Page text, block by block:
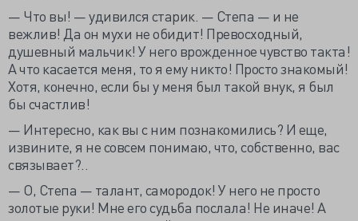
— Что вы! — удивился старик. — Степа — и не
вежлив! Да он мухи не обидит! Превосходный,
душевный мальчик! У него врожденное чувство такта!
А что касается меня, то я ему никто! Просто знакомый!
Хотя, конечно, если бы у меня был такой внук, я был
бы счастлив!
— Интересно, как вы с ним познакомились? И еще,
извините, я не совсем понимаю, что, собственно, вас
связывает?..
— О, Степа — талант, самородок! У него не просто
золотые руки! Мне его судьба послала! Не иначе! А